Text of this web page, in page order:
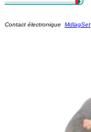
Contact électronique MdlagSet